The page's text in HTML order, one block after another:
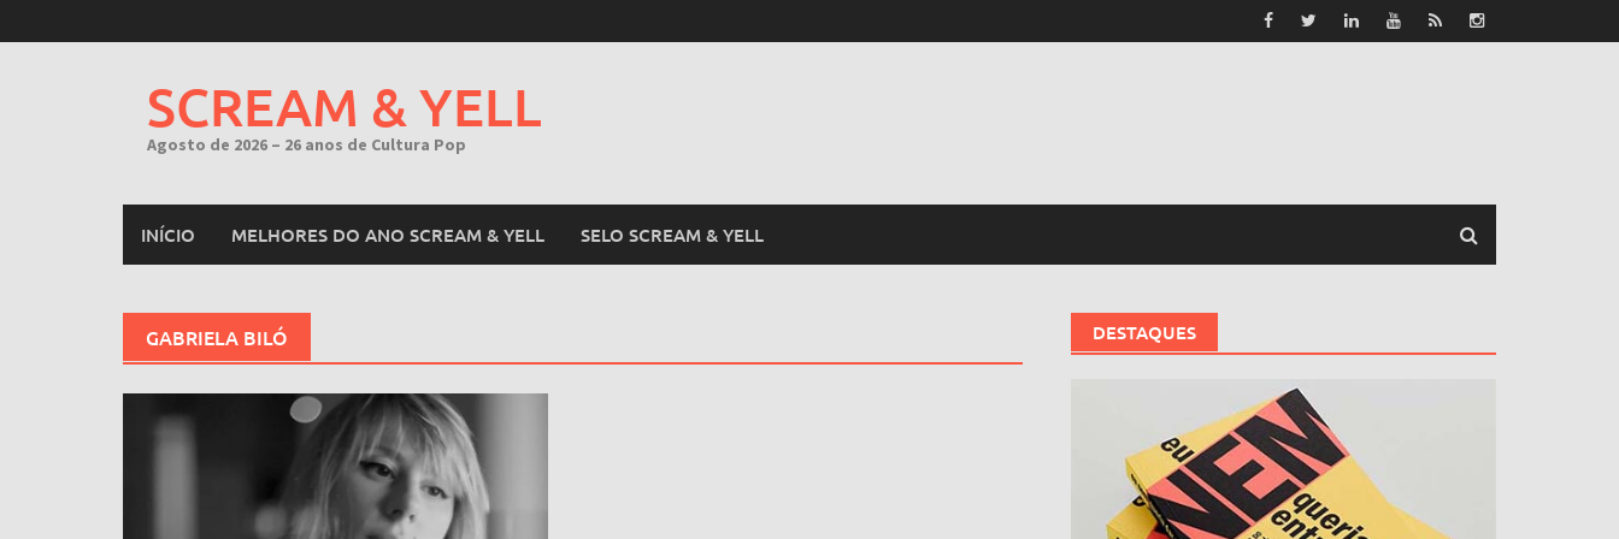
to
SCREAM & YELL
Agosto de 2026 – 26 anos de Cultura Pop
INÍCIO MELHORES DO ANO SCREAM & YELL SELO SCREAM & YELL
GABRIELA BILÓ DESTAQUES